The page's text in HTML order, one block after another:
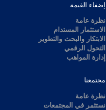
إضفاء القيمة
نظرة عامة
الاستثمار المستدام
الابتكار والبحث والتطوير
التحول الرقمي
إدارة المواهب
مجتمعنا
نظرة عامة
نستثمر في المجتمعات